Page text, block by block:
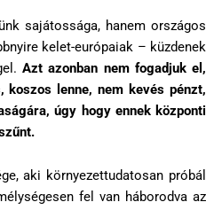
sajátossága, hanem országos
kelet-európaiak – küzdenek
Azt azonban nem fogadjuk el,
koszos lenne, nem kevés pénzt,
úgy hogy ennek központi
aki környezettudatosan próbál
fel van háborodva az